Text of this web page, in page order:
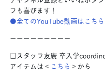
フも喜びます！
●全てのYouTube動画はこちら
ーーーーーーーーー
□スタッフ友廣 卒入学
アイテムは＜ こちら ＞から